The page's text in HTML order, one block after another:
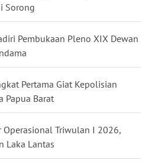
Sorong
Pembukaan Pleno XIX Dewan
Pertama Giat Kepolisian
Papua Barat
Operasional Triwulan I 2026,
Laka Lantas